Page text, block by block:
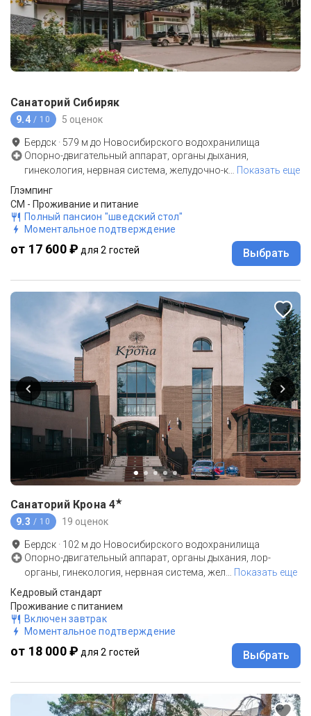
Санаторий Сибиряк
9.4 / 10 5 оценок
Бердск · 579 м до Новосибирского водохранилища
Опорно-двигательный аппарат, органы дыхания,
гинекология, нервная система, желудочно-к… Показать еще
Глэмпинг
СМ - Проживание и питание
Полный пансион "шведский стол"
Моментальное подтверждение
от 17 600 ₽ для 2 гостей Выбрать
Санаторий Крона 4★
9.3 / 10 19 оценок
Бердск · 102 м до Новосибирского водохранилища
Опорно-двигательный аппарат, органы дыхания, лор-
органы, гинекология, нервная система, жел
Показать еще
Кедровый стандарт
Проживание с питанием
Включен завтрак
Моментальное подтверждение
от 18 000 ₽ для 2 гостей Выбрать